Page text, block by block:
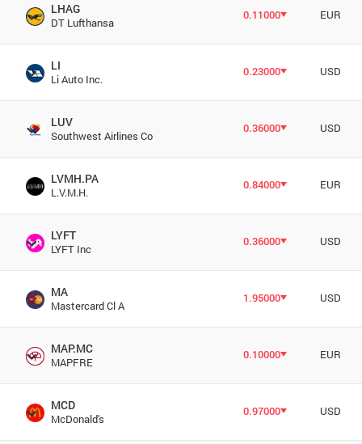
LHAG
DT Lufthansa
0.11000 EUR
LI
Li Auto Inc.
0.23000 USD
LUV
Southwest Airlines Co
0.36000 USD
LVMH.PA
L.V.M.H.
0.84000 EUR
LYFT
LYFT Inc
0.36000 USD
MA
Mastercard Cl A
1.95000 USD
MAP.MC
MAPFRE
0.10000 EUR
MCD
McDonald's
0.97000 USD